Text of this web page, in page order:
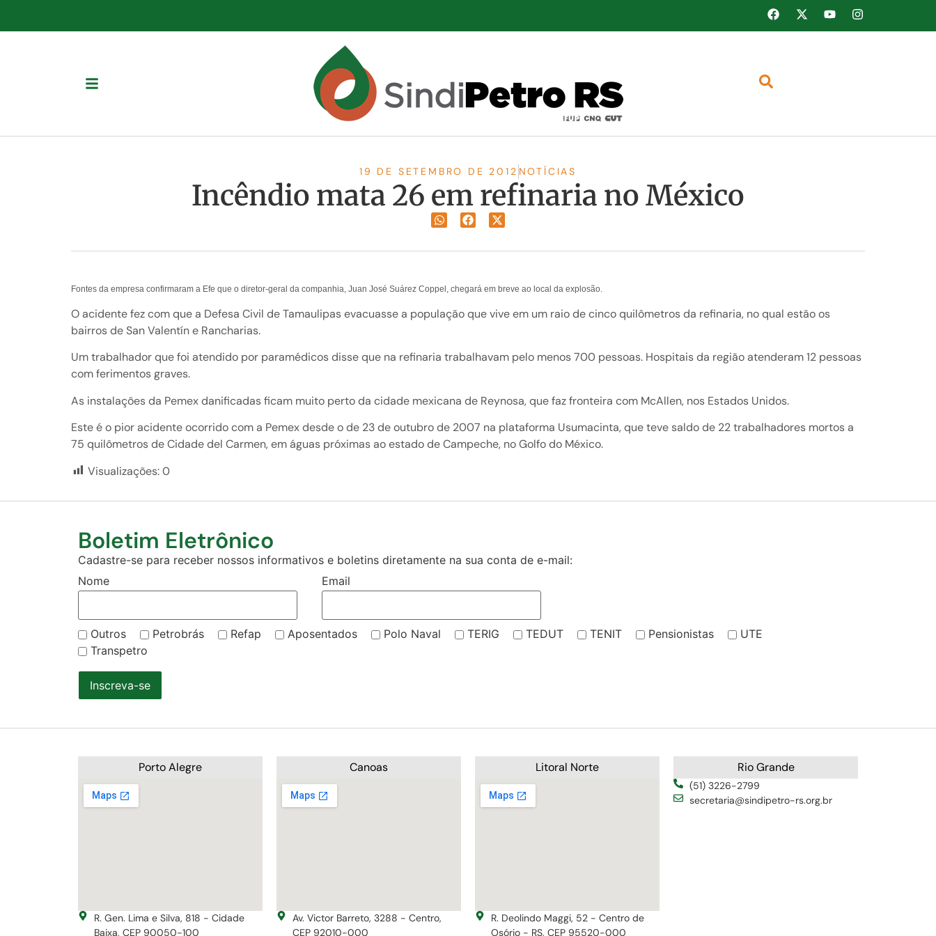
19 DE SETEMBRO DE 2012 NOTÍCIAS
Incêndio mata 26 em refinaria no México
Fontes da empresa confirmaram a Efe que o diretor-geral da companhia, Juan José Suárez Coppel, chegará em breve ao local da explosão.
O acidente fez com que a Defesa Civil de Tamaulipas evacuasse a população que vive em um raio de cinco quilômetros da refinaria, no qual estão os
bairros de San Valentín e Rancharias.
Um trabalhador que foi atendido por paramédicos disse que na refinaria trabalhavam pelo menos 700 pessoas. Hospitais da região atenderam 12 pessoas
com ferimentos graves.
As instalações da Pemex danificadas ficam muito perto da cidade mexicana de Reynosa, que faz fronteira com McAllen, nos Estados Unidos.
Este é o pior acidente ocorrido com a Pemex desde o de 23 de outubro de 2007 na plataforma Usumacinta, que teve saldo de 22 trabalhadores mortos a
75 quilômetros de Cidade del Carmen, em águas próximas ao estado de Campeche, no Golfo do México.
Visualizações:0
Boletim Eletrônico
Cadastre-se para receber nossos informativos e boletins diretamente na sua conta de e-mail:
Nome
Email
Outros Petrobrás Refap Aposentados Polo Naval TERIG TEDUT TENIT Pensionistas
UTE
Transpetro
Inscreva-se
Porto Alegre
R. Gen. Lima e Silva, 818 - Cidade
Baixa, CEP 90050-100
Canoas
Av. Victor Barreto, 3288 - Centro,
CEP 92010-000
Litoral Norte
R. Deolindo Maggi, 52 - Centro de
Osório - RS, CEP 95520-000
Rio Grande
(51) 3226-2799
secretaria@sindipetro-rs.org.br